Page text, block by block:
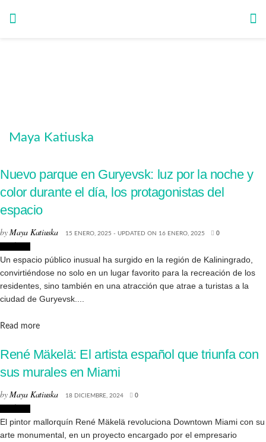
Maya Katiuska
Nuevo parque en Guryevsk: luz por la noche y
color durante el día, los protagonistas del
espacio
byMaya Katiuska 15 ENERO, 2025 - UPDATED ON 16 ENERO, 2025 0
Un espacio público inusual ha surgido en la región de Kaliningrado,
convirtiéndose no solo en un lugar favorito para la recreación de los
residentes, sino también en una atracción que atrae a turistas a la
ciudad de Guryevsk....
Read moreDetails
René Mäkelä: El artista español que triunfa con
sus murales en Miami
byMaya Katiuska 18 DICIEMBRE, 2024 0
El pintor mallorquín René Mäkelä revoluciona Downtown Miami con su
arte monumental, en un proyecto encargado por el empresario